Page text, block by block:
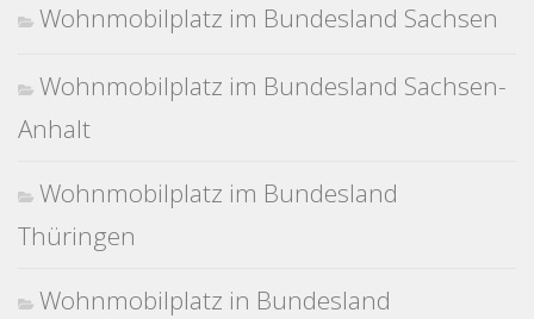
Wohnmobilplatz im Bundesland Sachsen
Wohnmobilplatz im Bundesland Sachsen-
Anhalt
Wohnmobilplatz im Bundesland
Thüringen
Wohnmobilplatz in Bundesland